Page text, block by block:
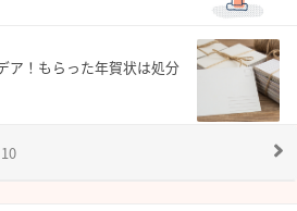
ア！もらった年賀状は処分